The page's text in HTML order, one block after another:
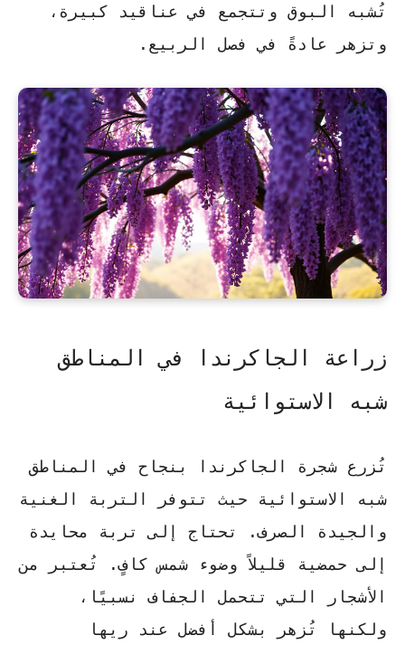
تُشبه البوق وتتجمع في عناقيد كبيرة،
وتزهر عادةً في فصل الربيع.
زراعة الجاكرندا في المناطق
شبه الاستوائية
تُزرع شجرة الجاكرندا بنجاح في المناطق
شبه الاستوائية حيث تتوفر التربة الغنية
والجيدة الصرف. تحتاج إلى تربة محايدة
إلى حمضية قليلاً وضوء شمس كافٍ. تُعتبر من
الأشجار التي تتحمل الجفاف نسبيًا،
ولكنها تُزهر بشكل أفضل عند ريها